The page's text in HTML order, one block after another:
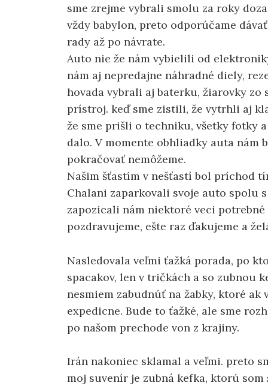
sme zrejme vybrali smolu za roky
vždy babylon, preto odporúčame
rady až po návrate.
Auto nie že nám vybielili od
nám aj nepredajne náhradné diely,
hovada vybrali aj baterku, žiarovky
prístroj. keď sme zistili, že vytrhli aj
že sme prišli o techniku, všetky fotky
dalo. V momente obhliadky auta nám
pokračovať nemôžeme.
Našim šťastím v nešťastí bol príchod
Chalani zaparkovali svoje auto spolu
zapozicali nám niektoré veci
pozdravujeme, ešte raz ďakujeme a
Nasledovala veľmi ťažká porada, po
spacakov, len v tričkách a so zubnou
nesmiem zabudnúť na žabky, ktoré ak
expedicne. Bude to ťažké, ale sme
po našom prechode von z krajiny.
Irán nakoniec sklamal a veľmi. preto
moj suvenír je zubná kefka, ktorú